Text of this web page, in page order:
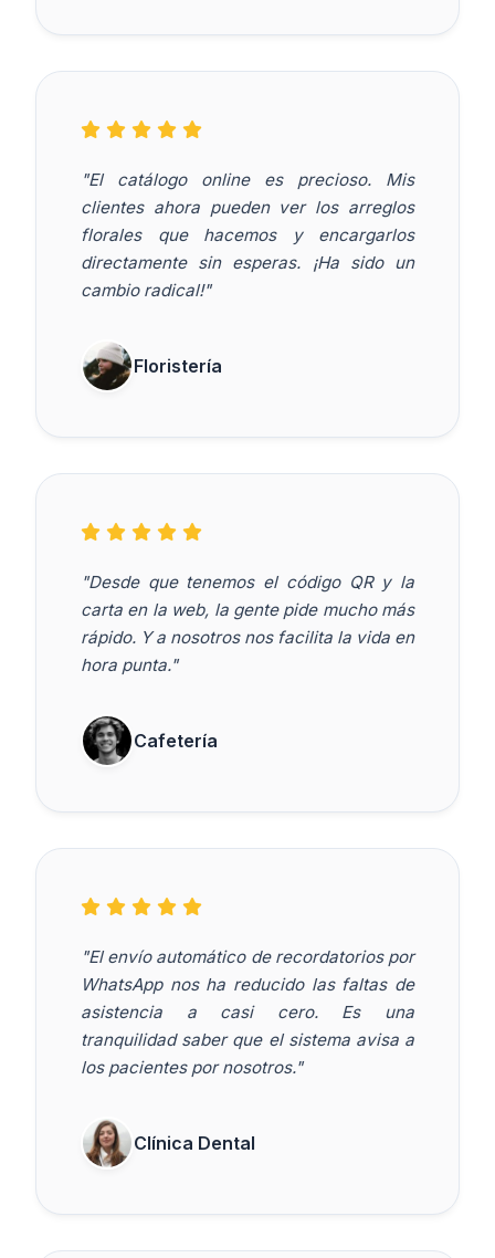
"El catálogo online es precioso. Mis
clientes ahora pueden ver los arreglos
florales que hacemos y encargarlos
directamente sin esperas. ¡Ha sido un
cambio radical!"
Floristería
"Desde que tenemos el código QR y la
carta en la web, la gente pide mucho más
rápido. Y a nosotros nos facilita la vida en
hora punta."
Cafetería
"El envío automático de recordatorios por
WhatsApp nos ha reducido las faltas de
asistencia a casi cero. Es una
tranquilidad saber que el sistema avisa a
los pacientes por nosotros."
Clínica Dental